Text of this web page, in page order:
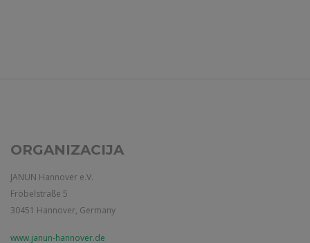
ORGANIZACIJA
JANUN Hannover e.V.
Fröbelstraße 5
30451 Hannover, Germany
www.janun-hannover.de